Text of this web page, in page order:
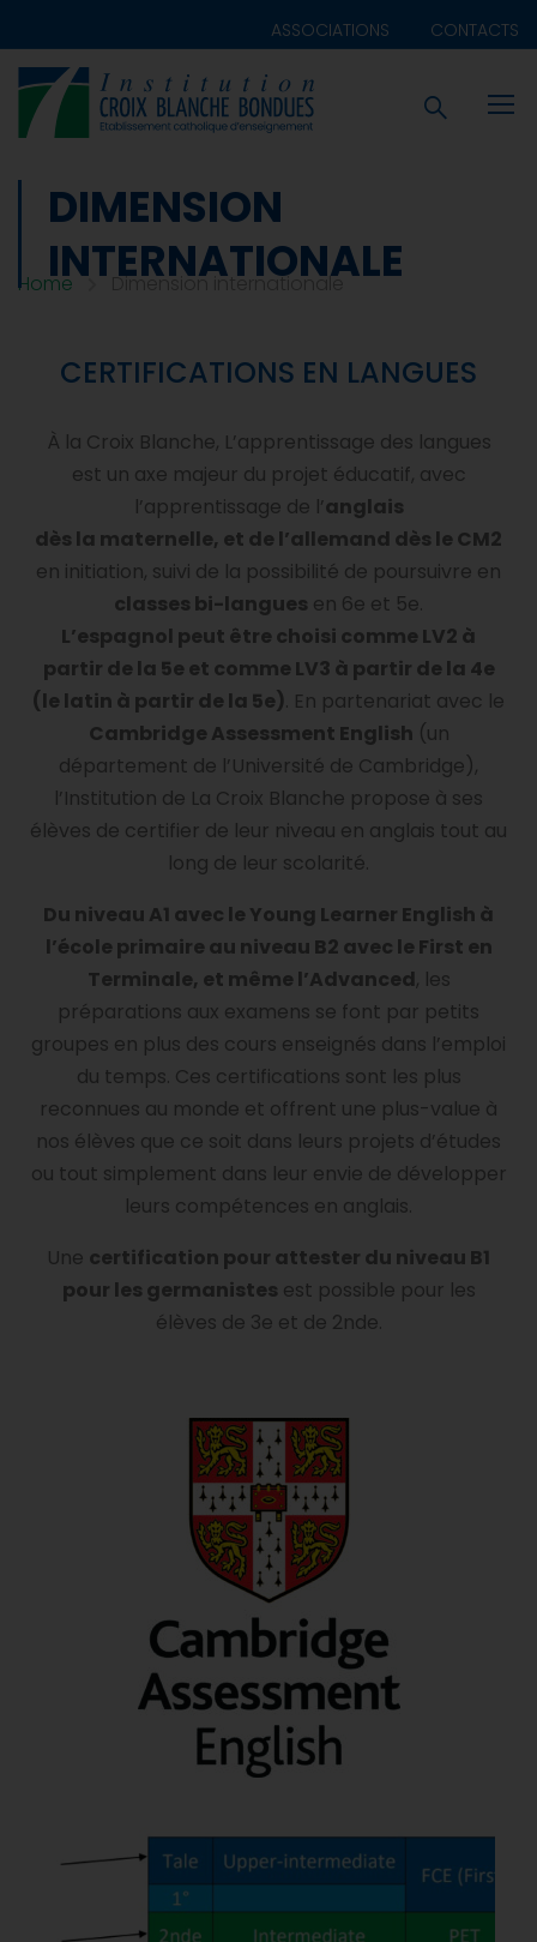
ASSOCIATIONS CONTACTS
DIMENSION
INTERNATIONALE
Home Dimension internationale
CERTIFICATIONS EN LANGUES
À la Croix Blanche, L’apprentissage des langues
est un axe majeur du projet éducatif, avec
l’apprentissage de l’anglais
dès la maternelle, et de l’allemand dès le CM2
en initiation, suivi de la possibilité de poursuivre en
classes bi-langues en 6e et 5e.
L’espagnol peut être choisi comme LV2 à
partir de la 5e et comme LV3 à partir de la 4e
(le latin à partir de la 5e). En partenariat avec le
Cambridge Assessment English (un
département de l’Université de Cambridge),
l’Institution de La Croix Blanche propose à ses
élèves de certifier de leur niveau en anglais tout au
long de leur scolarité.
Du niveau A1 avec le Young Learner English à
l’école primaire au niveau B2 avec le First en
Terminale, et même l’Advanced, les
préparations aux examens se font par petits
groupes en plus des cours enseignés dans l’emploi
du temps. Ces certifications sont les plus
reconnues au monde et offrent une plus-value à
nos élèves que ce soit dans leurs projets d’études
ou tout simplement dans leur envie de développer
leurs compétences en anglais.
Une certification pour attester du niveau B1
pour les germanistes est possible pour les
élèves de 3e et de 2nde.